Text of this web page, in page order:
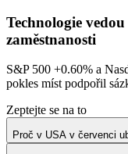
Technologie
zaměstnanosti
S&P 500 +0.60% a
pokles míst podpořil
Zeptejte se na to
Proč v USA v červenci